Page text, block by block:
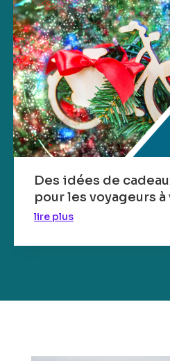
Des idées de
pour les voyageurs à
lire plus